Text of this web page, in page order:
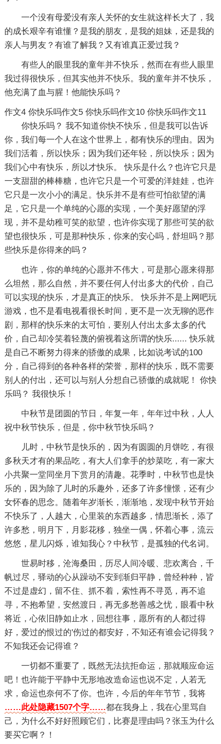
一个没有母爱没有亲人关怀的女生就这样长大了，我
的成长艰辛有谁懂？是我的朋友，是我的姐妹，还是我的
亲人与男友？有谁了解我？又有谁真正爱过我？
有些人的眼里我的童年并不快乐，然而在有些人眼里
我过得很快乐，但其实他并不快乐。我的童年并不快乐，
他充满了血与腥！他能快乐吗？
作文4
你快乐吗？ 我不知道你快不快乐，但是我可以告诉
你，我们每一个人在这个世界上，都有快乐的理由。因为
我们活着，所以快乐；因为我们还年轻，所以快乐；因为
我们心中有快乐，所以才快乐。 快乐是什么？也许它只是
一支甜甜的棒棒糖，也许它只是一个可爱的洋娃娃，也许
它只是一次小小的满足。快乐并不是有些可怕欲望的满
足，它只是一个单纯的心愿的实现，一个美好愿望的浮
现，并不是幼稚可笑的欲望，也许你实现了那些可笑的欲
望也很快乐，可是那种快乐，你来的安心吗，舒坦吗？那
些快乐是你得来的吗？
也许，你的单纯的心愿并不伟大，可是那心愿来得那
么坦然，那么自然，并不要任何人付出多大的代价，自己
可以实现的快乐，才是真正的快乐。 快乐并不是上网吧玩
游戏，也不是看电视看很长时间，更不是一次无聊的恶作
剧，那样的快乐来的太可怕，要别人付出太多太多的代
价，自己却冷笑着轻蔑的俯视着这所谓的快乐...... 快乐就
是自己不断努力得来的骄傲的成果，比如说考试的100
分，自己得到的各种各样的荣誉，那样的快乐，既不需要
别人的付出，还可以与别人分想自己骄傲的成就呢！ 你快
乐吗？ 我很快乐！
你快乐吗作文5
中秋节是团圆的节日，年复一年，年年过中秋，人人
祝中秋节快乐，但是，你中秋节快乐吗？
儿时，中秋节是快乐的，因为有圆圆的月饼吃，有很
多秋天才有的果品吃，有大人们拿手的炒菜吃，有一家大
小共聚一堂同坐月下赏月的清趣。花季时，中秋节也是快
乐的，因为除了儿时的乐趣外，还多了许多憧憬，还有少
女怀春的思念。随着年岁渐长，渐渐地，发现中秋节开始
不快乐了，人越大，心里装的东西越多，情思渐长，添了
许多愁，明月下，月影花移，独坐一偶，怀着心事，流云
悠悠，星儿闪烁，谁知我心？中秋节，是孤独的代名词。
世易时移，沧海桑田，历尽人间冷暖、悲欢离合，千
帆过尽，驿动的心从躁动不安到渐归平静，曾经种种，皆
不过是虚幻，留不住、抓不着，索性再不寻觅，再不追
寻，不抱希望，安然渡日，再无多愁善感之忧，眼看中秋
将近，心依旧静如止水，回想往事，愿所有的人都过得
好，爱过的恨过的'伤过的都安好，不知还有谁会记得我？
不知我还会记得谁？
一切都不重要了，既然无法抗拒命运，那就顺应命运
吧！也许能于平静中无形地改造命运也说不定，人若无
求，命运也奈何不了你。也许，今后的年年节节，我将
……此处隐藏1507个字……都在我身上，我在心里骂自
己，为什么不好好照顾它们，比赛是理由吗？张玉为什么
要买它啊？！
你快乐吗作文10 你快乐吗作文11